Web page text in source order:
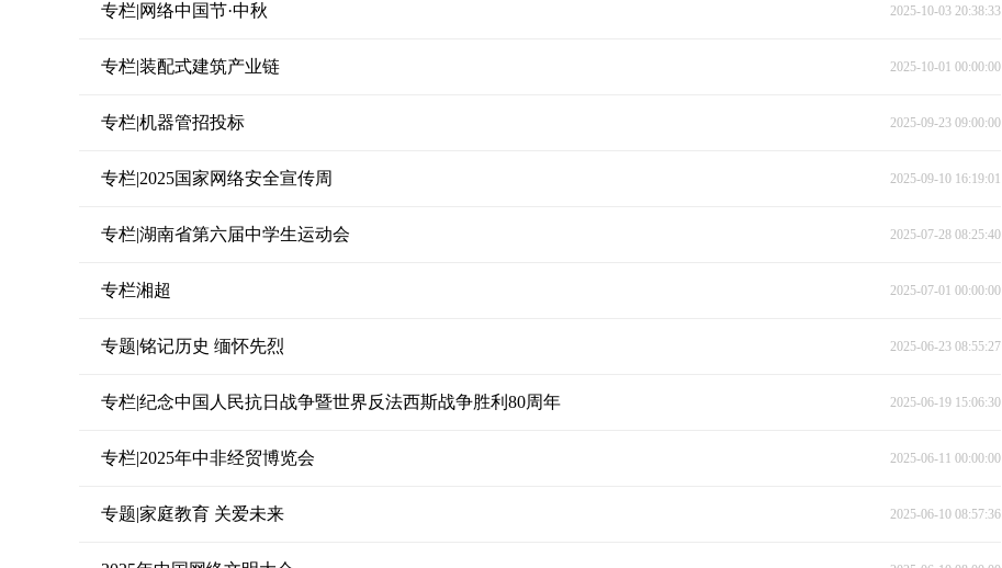
专栏|网络中国节·中秋 2025-10-03 20:38:33
专栏|装配式建筑产业链 2025-10-01 00:00:00
专栏|机器管招投标 2025-09-23 09:00:00
专栏|2025国家网络安全宣传周 2025-09-10 16:19:01
专栏|湖南省第六届中学生运动会 2025-07-28 08:25:40
专栏湘超 2025-07-01 00:00:00
专题|铭记历史 缅怀先烈 2025-06-23 08:55:27
专栏|纪念中国人民抗日战争暨世界反法西斯战争胜利80周年 2025-06-19 15:06:30
专栏|2025年中非经贸博览会 2025-06-11 00:00:00
专题|家庭教育 关爱未来 2025-06-10 08:57:36